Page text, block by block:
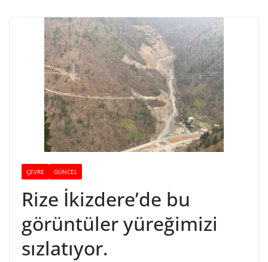
ÇEVRE GÜNCEL
Rize İkizdere’de bu
görüntüler yüreğimizi
sızlatıyor.